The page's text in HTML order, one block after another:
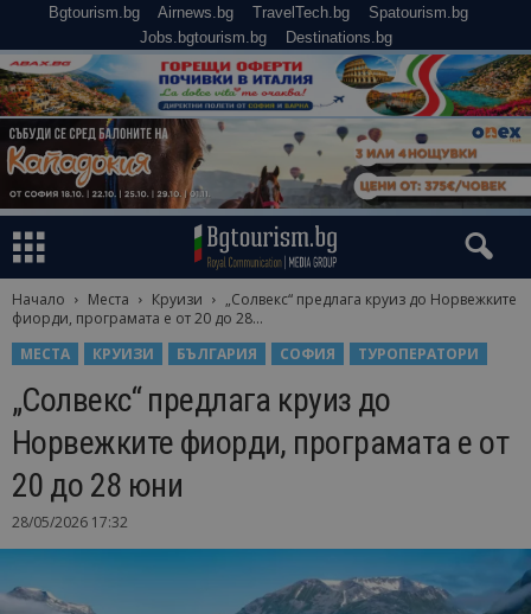
Bgtourism.bg Airnews.bg TravelTech.bg
Spatourism.bg
Jobs.bgtourism.bg
Destinations.bg
Начало Места Круизи
„Солвекс“ предлага круиз до Норвежките
фиорди, програмата е от 20 до 28...
МЕСТА
КРУИЗИ БЪЛГАРИЯ СОФИЯ ТУРОПЕРАТОРИ
„Солвекс“ предлага круиз до
Норвежките фиорди, програмата е от
20 до 28 юни
28/05/2026 17:32